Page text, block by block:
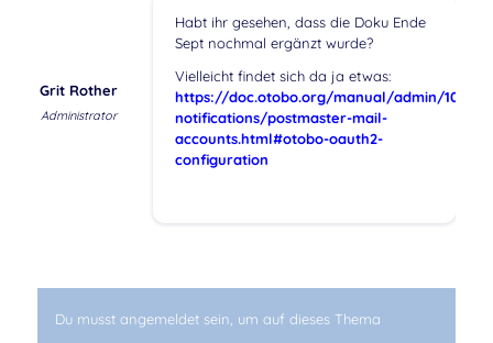
Grit Rother
Administrator
Habt ihr gesehen, dass die Doku Ende
Sept nochmal ergänzt wurde?
Vielleicht findet sich da ja etwas:
https://doc.otobo.org/manual/admin/10.1/
notifications/postmaster-mail-
accounts.html#otobo-oauth2-
configuration
Du musst angemeldet sein, um auf dieses Thema